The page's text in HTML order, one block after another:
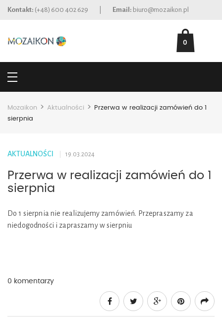
Kontakt: (+48) 600 402 629 Email: biuro@mozaikon.pl
0
Mozaikon > Aktualności >
Przerwa w realizacji zamówień do 1
sierpnia
AKTUALNOŚCI 19.03.2024
Przerwa w realizacji zamówień do 1
sierpnia
Do 1 sierpnia nie realizujemy zamówień. Przepraszamy za
niedogodności i zapraszamy w sierpniu
0 komentarzy